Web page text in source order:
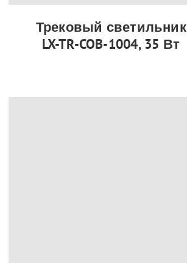
Трековый светильник
LX-TR-COB-1004, 35 Вт